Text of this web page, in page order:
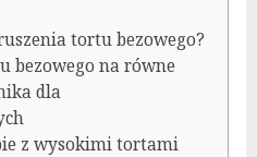
tortu bezowego?
bezowego na równe
dla
z wysokimi tortami